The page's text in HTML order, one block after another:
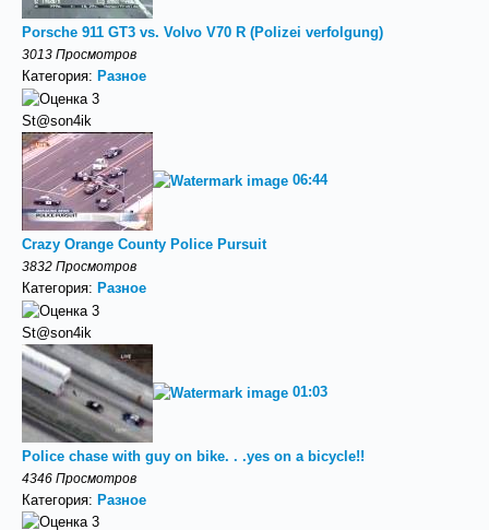
Porsche 911 GT3 vs. Volvo V70 R (Polizei verfolgung)
3013 Просмотров
Категория: Разное
St@son4ik
06:44
Crazy Orange County Police Pursuit
3832 Просмотров
Категория: Разное
St@son4ik
01:03
Police chase with guy on bike. . .yes on a bicycle!!
4346 Просмотров
Категория: Разное